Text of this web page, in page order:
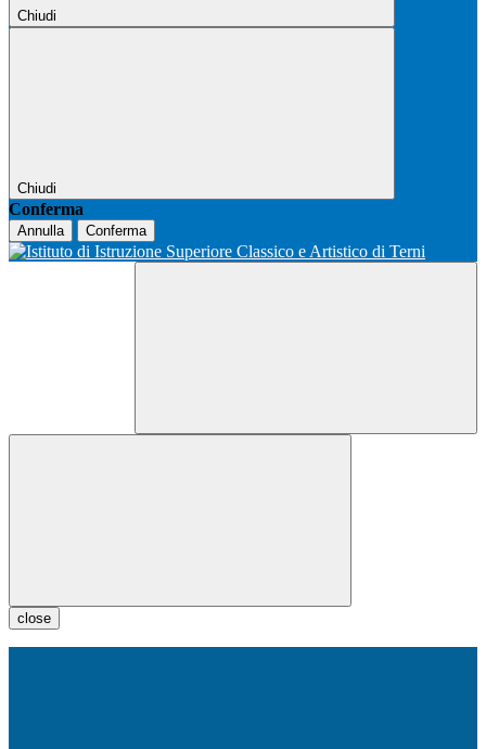
Chiudi
Chiudi
Conferma
Annulla Conferma
close